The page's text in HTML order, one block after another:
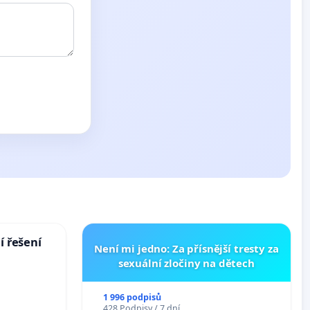
řešení
Není mi jedno: Za přísnější tresty za
sexuální zločiny na dětech
1 996 podpisů